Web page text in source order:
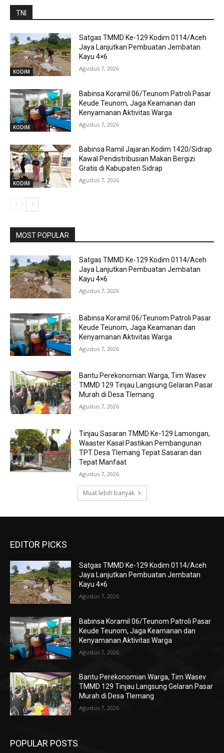
TNI
KODIM
Satgas TMMD Ke-129 Kodim 0114/Aceh
Jaya Lanjutkan Pembuatan Jembatan
Kayu 4×6
Agustus 7, 2026
KODIM
Babinsa Koramil 06/Teunom Patroli Pasar
Keude Teunom, Jaga Keamanan dan
Kenyamanan Aktivitas Warga
Agustus 7, 2026
KODIM
Babinsa Ramil Jajaran Kodim 1420/Sidrap
Kawal Pendistribusian Makan Bergizi
Gratis di Kabupaten Sidrap
Agustus 7, 2026
MOST POPULAR
Satgas TMMD Ke-129 Kodim 0114/Aceh
Jaya Lanjutkan Pembuatan Jembatan
Kayu 4×6
Agustus 7, 2026
Babinsa Koramil 06/Teunom Patroli Pasar
Keude Teunom, Jaga Keamanan dan
Kenyamanan Aktivitas Warga
Agustus 7, 2026
Bantu Perekonomian Warga, Tim Wasev
TMMD 129 Tinjau Langsung Gelaran Pasar
Murah di Desa Tlemang
Agustus 7, 2026
Tinjau Sasaran TMMD Ke-129 Lamongan,
Waaster Kasal Pastikan Pembangunan
TPT Desa Tlemang Tepat Sasaran dan
Tepat Manfaat
Agustus 7, 2026
Muat lebih banyak
EDITOR PICKS
Satgas TMMD Ke-129 Kodim 0114/Aceh
Jaya Lanjutkan Pembuatan Jembatan
Kayu 4×6
Agustus 7, 2026
Babinsa Koramil 06/Teunom Patroli Pasar
Keude Teunom, Jaga Keamanan dan
Kenyamanan Aktivitas Warga
Agustus 7, 2026
Bantu Perekonomian Warga, Tim Wasev
TMMD 129 Tinjau Langsung Gelaran Pasar
Murah di Desa Tlemang
Agustus 7, 2026
POPULAR POSTS